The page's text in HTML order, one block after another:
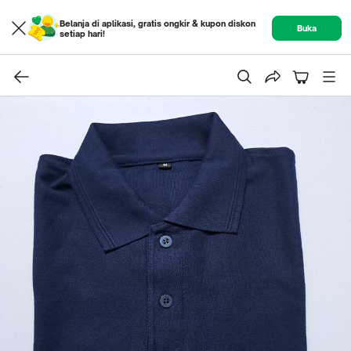
Belanja di aplikasi, gratis ongkir & kupon diskon
setiap hari!
Buka